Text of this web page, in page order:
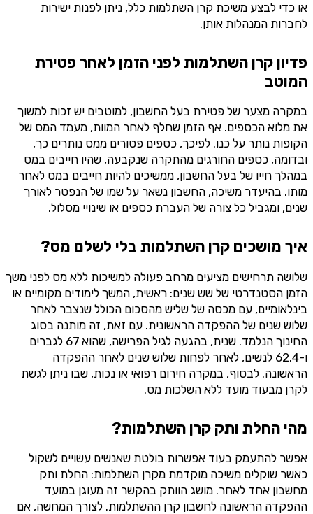
או כדי לבצע משיכת קרן השתלמות כלל, ניתן לפנות ישירות
לחברות המנהלות אותן.
פדיון קרן השתלמות לפני הזמן לאחר פטירת
המוטב
במקרה מצער של פטירת בעל החשבון, למוטבים יש זכות למשוך
את מלוא הכספים. אף הזמן שחלף לאחר המוות, מעמד המס של
הקופות נותר על כנו. לפיכך, כספים פטורים ממס נותרים כך,
ובדומה, כספים החורגים מהתקרה שנקבעה, שהיו חייבים במס
במהלך חייו של בעל החשבון, ממשיכים להיות חייבים במס לאחר
מותו. בהיעדר משיכה, החשבון נשאר על שמו של הנפטר לאורך
שנים, ומגביל כל צורה של העברת כספים או שינויי מסלול.
איך מושכים קרן השתלמות בלי לשלם מס?
שלושה תרחישים מציעים מרחב פעולה למשיכות ללא מס לפני משך
הזמן הסטנדרטי של שש שנים: ראשית, המשך לימודים מקומיים או
בינלאומיים, עם מכסה של שליש מהסכום הכולל שנצבר לאחר
שלוש שנים של ההפקדה הראשונית. עם זאת, זה מותנה בסוג
החינוך הנלמד. שנית, בהגעה לגיל הפרישה, שהוא 67 לגברים
ו-62.4 לנשים, לאחר לפחות שלוש שנים לאחר ההפקדה
הראשונה. לבסוף, במקרה חירום רפואי או נכות, שבו ניתן לגשת
לקרן מבעוד מועד ללא השלכות מס.
מהי החלת ותק קרן השתלמות?
אפשר להתעמק בעוד אפשרות בולטת שאנשים עשויים לשקול
כאשר שוקלים משיכה מוקדמת מקרן השתלמות: החלת ותק
מחשבון אחד לאחר. מושג הוותק בהקשר זה מעוגן במועד
ההפקדה הראשונה לחשבון קרן ההשתלמות. לצורך המחשה, אם